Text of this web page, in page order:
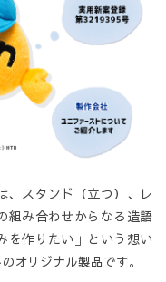
、スタンド（立つ）、レ
組み合わせからなる造語
を作りたい」という想い
オリジナル製品です。